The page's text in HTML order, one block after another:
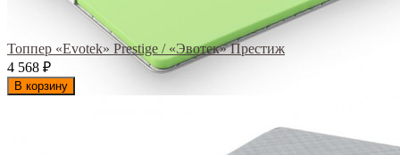
Топпер «Evotek» Prestige / «Эвотек» Престиж
4 568 ₽
В корзину